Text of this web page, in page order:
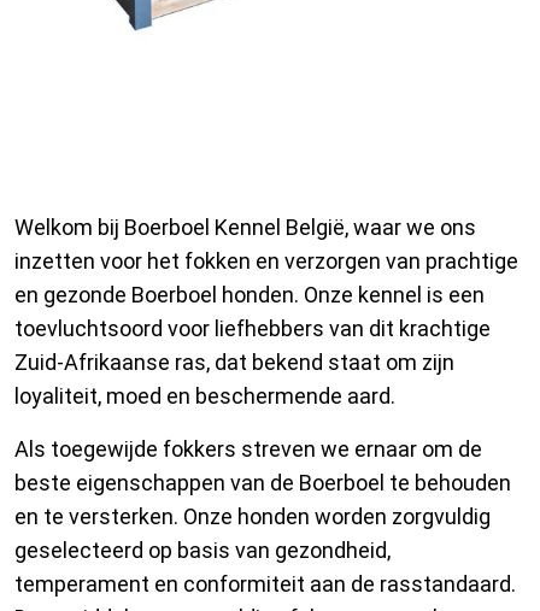
Welkom bij Boerboel Kennel België, waar we ons
inzetten voor het fokken en verzorgen van prachtige
en gezonde Boerboel honden. Onze kennel is een
toevluchtsoord voor liefhebbers van dit krachtige
Zuid-Afrikaanse ras, dat bekend staat om zijn
loyaliteit, moed en beschermende aard.
Als toegewijde fokkers streven we ernaar om de
beste eigenschappen van de Boerboel te behouden
en te versterken. Onze honden worden zorgvuldig
geselecteerd op basis van gezondheid,
temperament en conformiteit aan de rasstandaard.